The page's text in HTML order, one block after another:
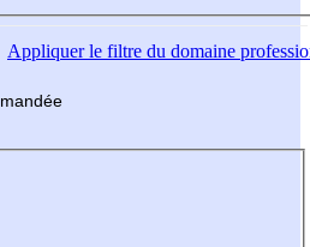
Appliquerle filtre du domaine